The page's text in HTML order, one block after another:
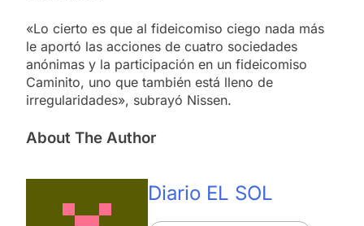
«Lo cierto es que al fideicomiso ciego nada más
le aportó las acciones de cuatro sociedades
anónimas y la participación en un fideicomiso
Caminito, uno que también está lleno de
irregularidades», subrayó Nissen.
About The Author
Diario EL SOL